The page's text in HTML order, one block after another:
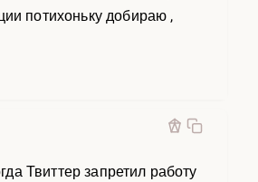
потихоньку добираю ,
Твиттер запретил работу